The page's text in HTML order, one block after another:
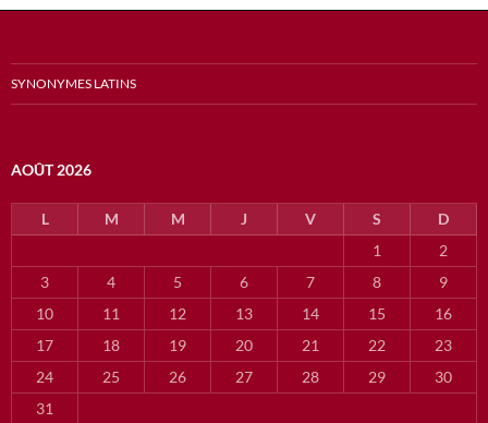
SYNONYMES LATINS
AOÛT 2026
L M M J V S
D
1
2
3
4 5 6 7 8
9
10
11 12 13 14 15
16
17
18 19 20 21 22
23
24
25 26 27 28 29
30
31